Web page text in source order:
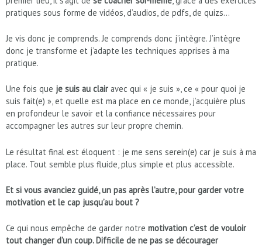
pratiques sous forme de vidéos, d’audios, de pdfs, de quizs…
Je vis donc je comprends. Je comprends donc j’intègre. J’intègre
donc je transforme et j’adapte les techniques apprises à ma
pratique.
Une fois que je suis au clair avec qui « je suis », ce « pour quoi je
suis fait(e) », et quelle est ma place en ce monde, j’acquière plus
en profondeur le savoir et la confiance nécessaires pour
accompagner les autres sur leur propre chemin.
Le résultat final est éloquent : je me sens serein(e) car je suis à ma
place. Tout semble plus fluide, plus simple et plus accessible.
Et si vous avanciez guidé, un pas après l’autre, pour garder votre
motivation et le cap jusqu’au bout ?
Ce qui nous empêche de garder notre motivation c’est de vouloir
tout changer d’un coup. Difficile de ne pas se décourager